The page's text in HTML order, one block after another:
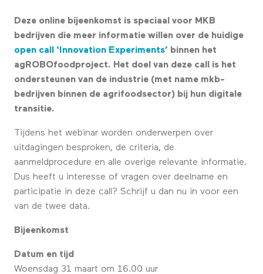
Deze online bijeenkomst is speciaal voor MKB
bedrijven die meer informatie willen over de huidige
open call ‘Innovation Experiments’ binnen het
agROBOfoodproject. Het doel van deze call is het
ondersteunen van de industrie (met name mkb-
bedrijven binnen de agrifoodsector) bij hun digitale
transitie.
Tijdens het webinar worden onderwerpen over
uitdagingen besproken, de criteria, de
aanmeldprocedure en alle overige relevante informatie.
Dus heeft u interesse of vragen over deelname en
participatie in deze call? Schrijf u dan nu in voor een
van de twee data.
Bijeenkomst
Datum en tijd
Woensdag 31 maart om 16.00 uur